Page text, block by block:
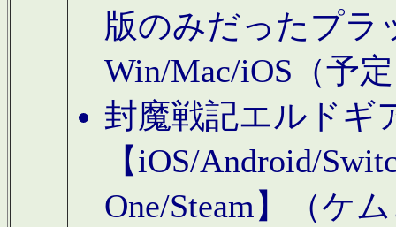
版のみだったプラ
Win/Mac/iOS（予
封魔戦記エルドギ
【iOS/Android/
One/Steam】（ケ